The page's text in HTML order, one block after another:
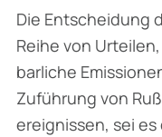
Die Entscheidung
Reihe von
barliche
Zuführung von
ereignissen, sei es